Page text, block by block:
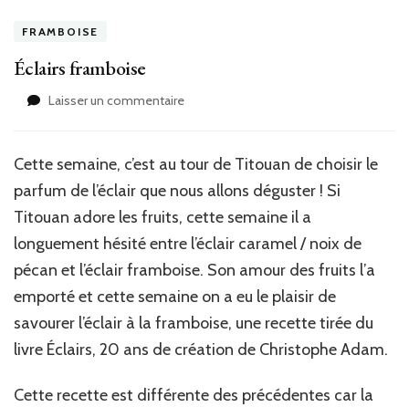
FRAMBOISE
Éclairs framboise
Laisser un commentairesur
Cette semaine, c’est au tour de Titouan de choisir le
parfum de l’éclair que nous allons déguster ! Si
Titouan adore les fruits, cette semaine il a
longuement hésité entre l’éclair caramel / noix de
pécan et l’éclair framboise. Son amour des fruits l’a
emporté et cette semaine on a eu le plaisir de
savourer l’éclair à la framboise, une recette tirée du
livre Éclairs, 20 ans de création de Christophe Adam.
Cette recette est différente des précédentes car la